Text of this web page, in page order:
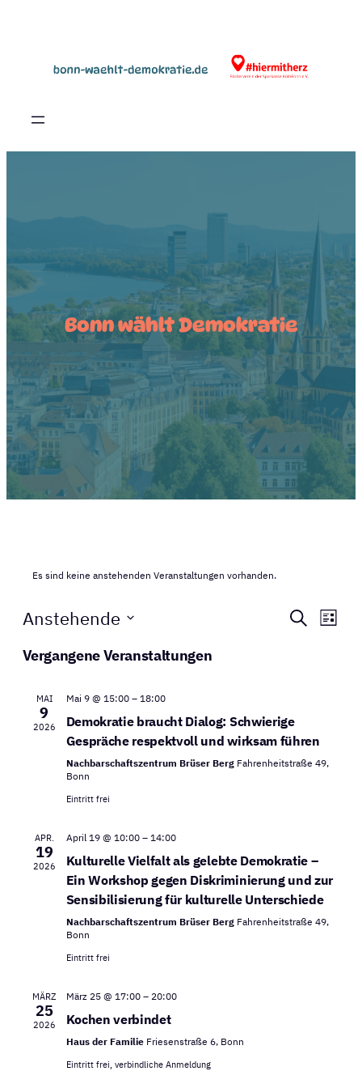
Bonn wählt Demokratie
Es sind keine anstehenden Veranstaltungen vorhanden.
SucheListe
Anstehende
wählen.
Vergangene Veranstaltungen
MAI
9
2026
Mai 9 @ 15:00– 18:00
Demokratie braucht Dialog: Schwierige
Gespräche respektvoll und wirksam führen
Nachbarschaftszentrum Brüser Berg Fahrenheitstraße 49,
Bonn
Eintritt frei
APR.
19
2026
April 19 @ 10:00– 14:00
Kulturelle Vielfalt als gelebte Demokratie –
Ein Workshop gegen Diskriminierung und zur
Sensibilisierung für kulturelle Unterschiede
Nachbarschaftszentrum Brüser Berg Fahrenheitstraße 49,
Bonn
Eintritt frei
MÄRZ
25
2026
März 25 @ 17:00– 20:00
Kochen verbindet
Haus der Familie Friesenstraße 6, Bonn
Eintritt frei, verbindliche Anmeldung